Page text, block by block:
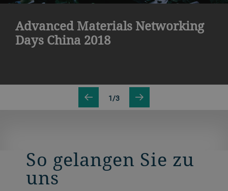
Advanced Materials Networking
Days China 2018
1/3
So gelangen Sie zu
uns